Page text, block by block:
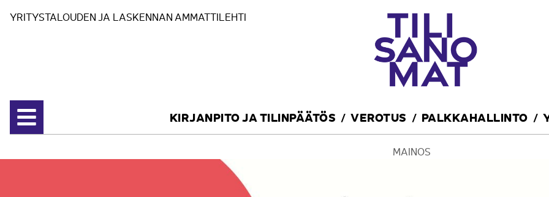
YRITYSTALOUDEN JA LASKENNAN AMMATTILEHTI
Avaa valikko
KIRJANPITO JA TILINPÄÄTÖS VEROTUS PALKKAHALLINTO
MAINOS